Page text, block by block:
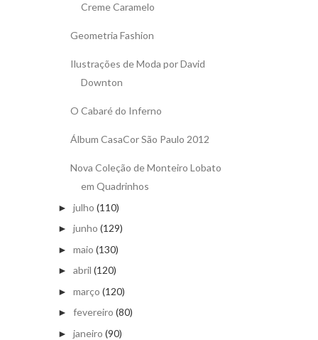
Creme Caramelo
Geometria Fashion
Ilustrações de Moda por David
Downton
O Cabaré do Inferno
Álbum CasaCor São Paulo 2012
Nova Coleção de Monteiro Lobato
em Quadrinhos
► julho (110)
► junho (129)
► maio (130)
► abril (120)
► março (120)
► fevereiro (80)
► janeiro (90)